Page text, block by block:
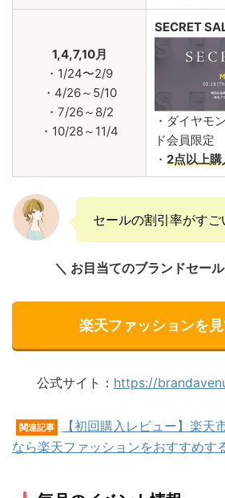
1,4,7,10月
・1/24〜2/9
・4/26～5/10
・7/26～8/2
・10/28～11/4
SECRET
・ダイヤモ
ド会員限定
・ 2点以上
セールの割引率がすご
＼ お目当てのブランドセー
楽天ファッションを
公式サイト： https://
関連記事
【初回購入レビュー】楽天
なら楽天ファッションをおすすめす